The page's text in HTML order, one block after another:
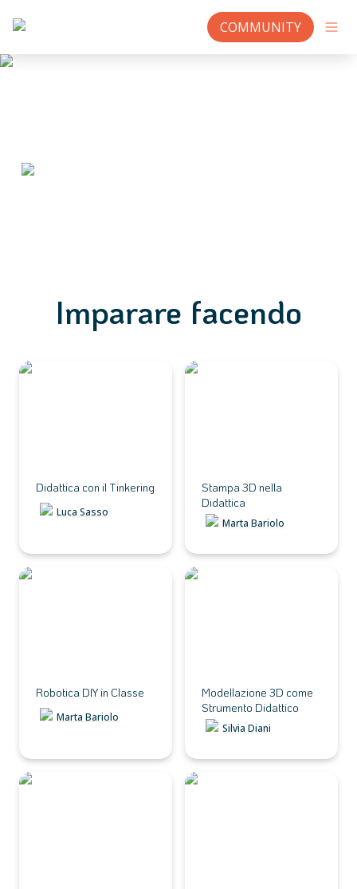
COMMUNITY
Imparare facendo
Didattica con il Tinkering
Didattica con il Tinkering
Luca Sasso
Stampa 3D nella Didattica
Stampa 3D nella
Didattica
Marta Bariolo
Robotica DIY in Classe
Robotica DIY in Classe
Marta Bariolo
Modellazione 3D come
Modellazione 3D come
Strumento Didattico
Silvia Diani
Didattica Laboratoriale
Didattica Laboratoriale